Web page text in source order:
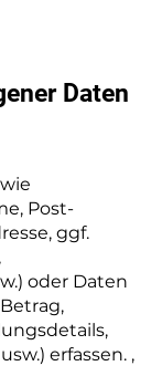
Daten
Post-
ggf.
oder Daten
erfassen. ,